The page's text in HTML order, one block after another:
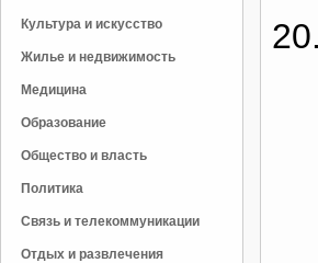
Культура и искусство
Жилье и недвижимость
Медицина
Образование
Общество и власть
Политика
Связь и телекоммуникации
Отдых и развлечения